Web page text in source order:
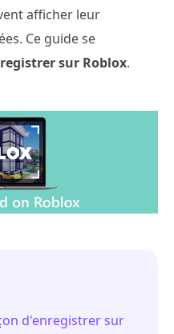
afficher leur
Ce guide se
sur Roblox.
d'enregistrer sur